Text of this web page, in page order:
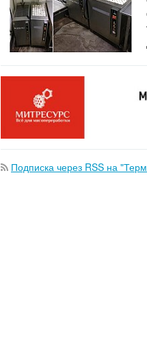
Подписка через RSS на